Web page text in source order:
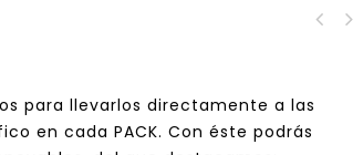
para llevarlos directamente a las
en cada PACK. Con éste podrás